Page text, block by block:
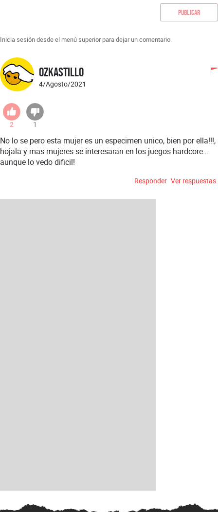
Publicar
Inicia sesión desde el menú superior para dejar un comentario.
OZKastillo
4/Agosto/2021
2 1
No lo se pero esta mujer es un especimen unico, bien por ella!!!,
hojala y mas mujeres se interesaran en los juegos hardcore...
aunque lo vedo dificil!
Responder Ver respuestas